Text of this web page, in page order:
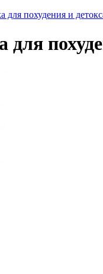
для похудения и
для